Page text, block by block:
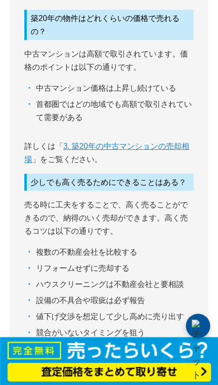
築20年の物件はどれくらいの価格で売れる
の？
中古マンションは高額で取引されています。価
格のポイントは以下の通りです。
中古マンション価格は上昇し続けている
首都圏ではどの地域でも高額で取引されてい
て需要がある
詳しくは「 3. 築20年の中古マンションの売却相
場 」をご覧ください。
少しでも高く売るためにできることはある？
売る時に工夫をすることで、高く売ることがで
きるので、納得のいく売却ができます。高く売
るコツは以下の通りです。
複数の不動産会社を比較する
リフォームせずに売却する
ハウスクリーニングは不動産会社と要相談
設備の不具合や瑕疵は必ず報告
値下げ交渉を想定して少し高めに売り出す
競合がいないタイミングを狙う
住宅ローンが残っている場合は銀行へ連絡
詳しくは「4. 築20年の中古マンションを高く売